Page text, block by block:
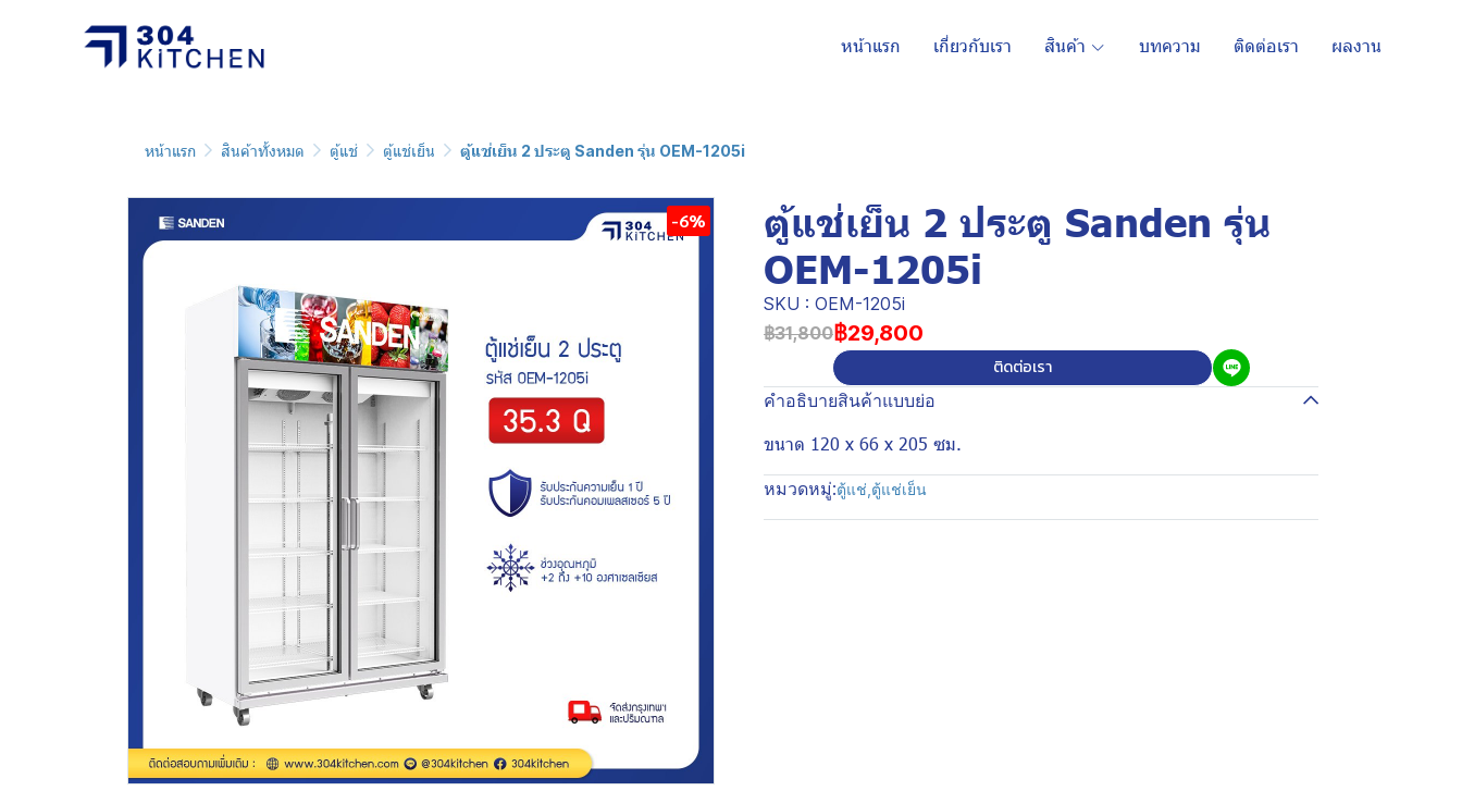
หน้าแรก เกี่ยวกับเรา สินค้า บทความ ติดต่อเรา ผลงาน
หน้าแรก สินค้าทั้งหมด ตู้แช่ ตู้แช่เย็น ตู้แช่เย็น 2 ประตู Sanden รุ่น OEM-1205i
-6%
ตู้แช่เย็น 2 ประตู Sanden รุ่น
OEM-1205i
SKU : OEM-1205i
฿31,800฿29,800
ติดต่อเรา
คำอธิบายสินค้าแบบย่อ
ขนาด 120 x 66 x 205 ซม.
หมวดหมู่:ตู้แช่ ตู้แช่เย็น